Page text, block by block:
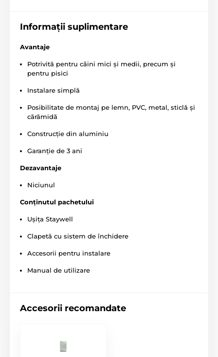
Specificațiile tehnice pot fi modificate fără o notificare
Produsul este inclus în categoria
Creșterea animalelor Ușițe
Informații suplimentare
Avantaje
Potrivită pentru câini mici și medii, precum și
pentru pisici
Instalare simplă
Posibilitate de montaj pe lemn, PVC, metal, sticlă și
cărămidă
Construcție din aluminiu
Garanție de 3 ani
Dezavantaje
Niciunul
Conținutul pachetului
Ușița Staywell
Clapetă cu sistem de închidere
Accesorii pentru instalare
Manual de utilizare
Accesorii recomandate